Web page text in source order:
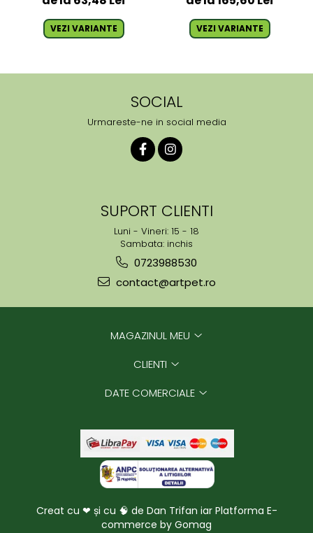
VEZI VARIANTE VEZI VARIANTE
SOCIAL
Urmareste-ne in social media
SUPORT CLIENTI
Luni - Vineri: 15 - 18
Sambata: inchis
0723988530
contact@artpet.ro
MAGAZINUL MEU
CLIENTI
DATE COMERCIALE
Creat cu ❤ și cu 🧠 de Dan Trifan iar Platforma E-
commerce by Gomag